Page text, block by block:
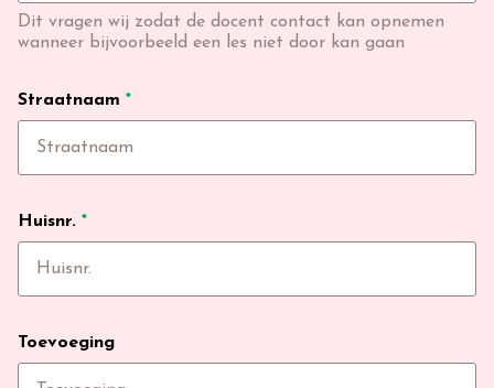
Dit vragen wij zodat de docent contact kan opnemen
wanneer bijvoorbeeld een les niet door kan gaan
Straatnaam *
Huisnr. *
Toevoeging